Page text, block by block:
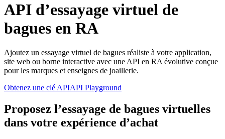
API d’essayage virtuel de
bagues en RA
Ajoutez un essayage virtuel de bagues réaliste à votre application,
site web ou borne interactive avec une API en RA évolutive conçue
pour les marques et enseignes de joaillerie.
Obtenez une clé APIAPI Playground
Proposez l’essayage de bagues virtuelles
dans votre expérience d’achat